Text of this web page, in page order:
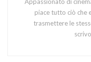
piace tutto ciò che
trasmettere le